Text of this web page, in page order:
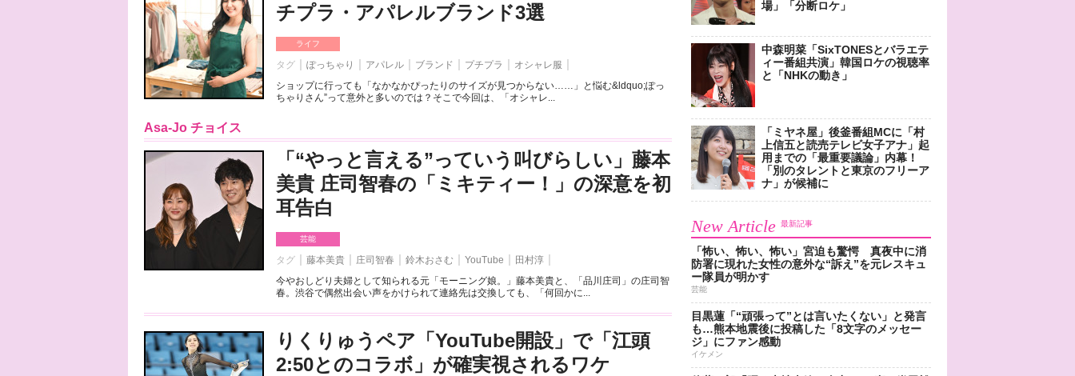
チプラ・アパレルブランド3選
ライフ
タグ ぽっちゃり アパレル ブランド プチプラ
オシャレ服
ショップに行っても「なかなかぴったりのサイズが見つからない……」と悩む&ldquo;ぽっ
ちゃりさん”って意外と多いのでは？そこで今回は、「オシャレ...
Asa-Jo チョイス
「“やっと言える”っていう叫びらしい」藤本
美貴 庄司智春の「ミキティー！」の深意を初
耳告白
芸能
タグ 藤本美貴 庄司智春 鈴木おさむ YouTube
田村淳
今やおしどり夫婦として知られる元「モーニング娘。」藤本美貴と、「品川庄司」の庄司智
春。渋谷で偶然出会い声をかけられて連絡先は交換しても、「何回かに...
りくりゅうペア「YouTube開設」で「江頭
2:50とのコラボ」が確実視されるワケ
場」「分断ロケ」
中森明菜「SixTONESとバラエテ
ィー番組共演」韓国ロケの視聴率
と「NHKの動き」
「ミヤネ屋」後釜番組MCに「村
上信五と読売テレビ女子アナ」起
用までの「最重要議論」内幕！
「別のタレントと東京のフリーア
ナ」が候補に
New Article 最新記事
「怖い、怖い、怖い」宮迫も驚愕 真夜中に消
防署に現れた女性の意外な“訴え”を元レスキュ
ー隊員が明かす
芸能
目黒蓮「“頑張って”とは言いたくない」と発言
も…熊本地震後に投稿した「8文字のメッセー
ジ」にファン感動
イケメン